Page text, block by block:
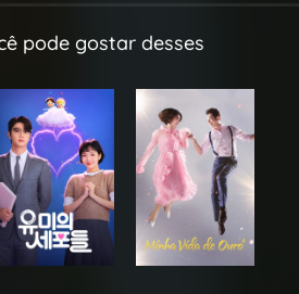
pode gostar desses